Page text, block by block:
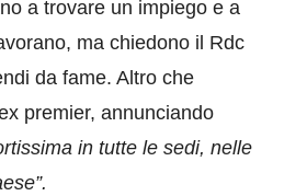
a trovare un impiego e a
ma chiedono il Rdc
da fame. Altro che
premier, annunciando
in tutte le sedi, nelle